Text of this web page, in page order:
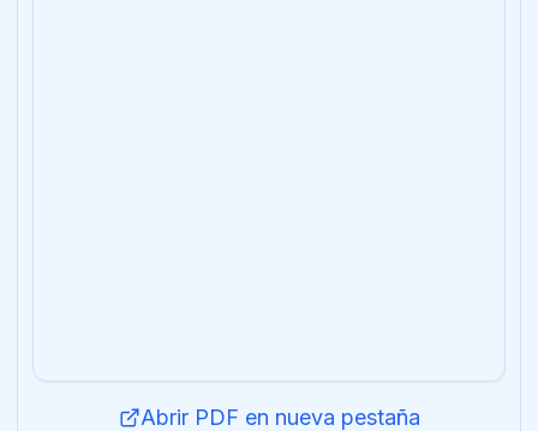
Abrir PDF en nueva pestaña